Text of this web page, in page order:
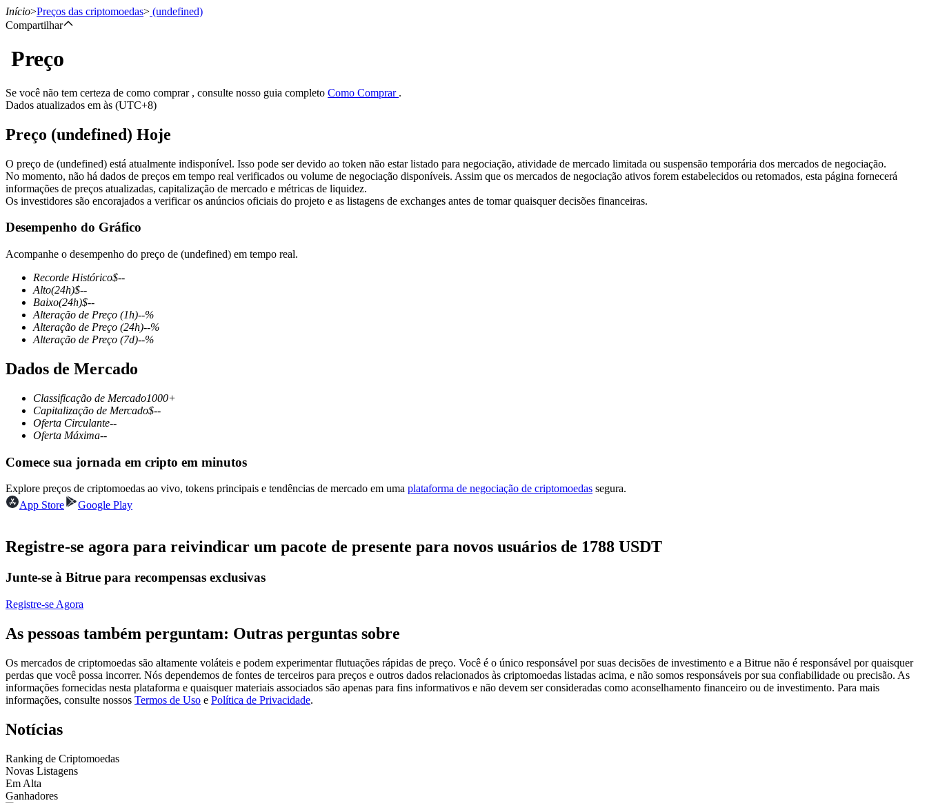
Futuros
Futuros de USDT
Futuros usando USDT como garantia
Futuros COIN-M
Futuros de criptomoeda
TradFi
Derivativos de ações, câmbio, metais preciosos e commodities
Futuros de USDC
Futuros usando USDC como garantia
Copiar Trading
Junte-se aos principais traders
Início>Preços das criptomoedas> (undefined)
Compartilhar
Preço
Se você não tem certeza de como comprar , consulte nosso guia completo Como Comprar .
Dados atualizados em às (UTC+8)
Preço (undefined) Hoje
O preço de (undefined) está atualmente indisponível. Isso pode ser devido ao token não estar listado para negociação, atividade de mercado limitada ou suspensão temporária dos mercados de negociação.
No momento, não há dados de preços em tempo real verificados ou volume de negociação disponíveis. Assim que os mercados de negociação ativos forem estabelecidos ou retomados, esta página fornecerá
informações de preços atualizadas, capitalização de mercado e métricas de liquidez.
Os investidores são encorajados a verificar os anúncios oficiais do projeto e as listagens de exchanges antes de tomar quaisquer decisões financeiras.
Desempenho do Gráfico
Acompanhe o desempenho do preço de (undefined) em tempo real.
Recorde Histórico$--
Alto(24h)$--
Baixo(24h)$--
Alteração de Preço (1h)--%
Alteração de Preço (24h)--%
Alteração de Preço (7d)--%
Dados de Mercado
Classificação de Mercado1000+
Capitalização de Mercado$--
Oferta Circulante--
Oferta Máxima--
Comece sua jornada em cripto em minutos
Explore preços de criptomoedas ao vivo, tokens principais e tendências de mercado em uma plataforma de negociação de criptomoedas segura.
App Store
Google Play
Registre-se agora para reivindicar um pacote de presente para novos usuários de 1788 USDT
Junte-se à Bitrue para recompensas exclusivas
Registre-se Agora
As pessoas também perguntam: Outras perguntas sobre
Os mercados de criptomoedas são altamente voláteis e podem experimentar flutuações rápidas de preço. Você é o único responsável por suas decisões de investimento e a Bitrue não é responsável por quaisquer
perdas que você possa incorrer. Nós dependemos de fontes de terceiros para preços e outros dados relacionados às criptomoedas listadas acima, e não somos responsáveis por sua confiabilidade ou precisão. As
informações fornecidas nesta plataforma e quaisquer materiais associados são apenas para fins informativos e não devem ser consideradas como aconselhamento financeiro ou de investimento. Para mais
informações, consulte nossos Termos de Uso e Política de Privacidade.
Notícias
Ranking de Criptomoedas
Novas Listagens
Em Alta
Ganhadores